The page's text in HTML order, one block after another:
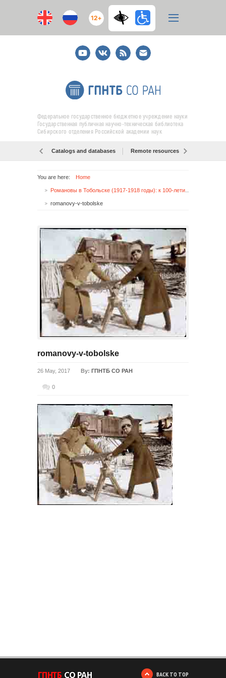
12+
YoutubeВКонтакте
RSS
E-
mail
подписка
Федеральное государственное бюджетное учреждение науки
Государственная публичная научно-техническая библиотека
Сибирского отделения Российской академии наук
Catalogs and databases Remote resources
You are here: Home
romanovy-v-tobolske
romanovy-v-tobolske
26 May, 2017 By: ГПНТБ СО РАН
0
BACK TO TOP